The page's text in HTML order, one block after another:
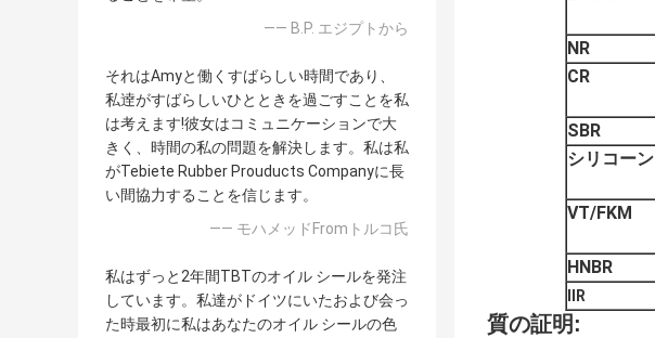
—— B.P. エジプトから
それはAmyと働くすばらしい時間であり、
私逹がすばらしいひとときを過ごすことを私
は考えます!彼女はコミュニケーションで大
きく、時間の私の問題を解決します。私は私
がTebiete Rubber Prouducts Companyに長
い間協力することを信じます。
—— モハメッドFromトルコ氏
私はずっと2年間TBTのオイル シールを発注
しています。私達がドイツにいたおよび会っ
た時最初に私はあなたのオイル シールの色
NR
CR
SBR
シリコーン
VT/FKM
HNBR
IIR
質の証明: